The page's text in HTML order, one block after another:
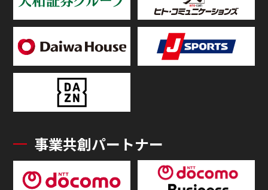
事業共創パートナー